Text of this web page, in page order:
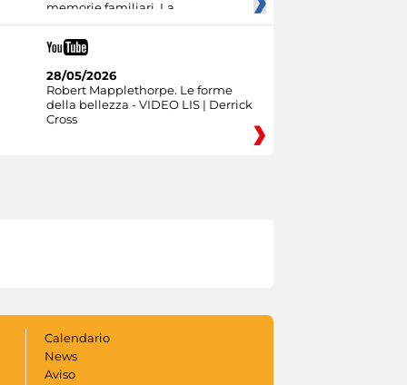
memorie familiari. La
28/05/2026
Robert Mapplethorpe. Le forme
della bellezza - VIDEO LIS | Derrick
Cross
Calendario
News
Aviso